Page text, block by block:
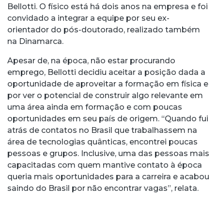
Bellotti. O físico está há dois anos na empresa e foi
convidado a integrar a equipe por seu ex-
orientador do pós-doutorado, realizado também
na Dinamarca.
Apesar de, na época, não estar procurando
emprego, Bellotti decidiu aceitar a posição dada a
oportunidade de aproveitar a formação em física e
por ver o potencial de construir algo relevante em
uma área ainda em formação e com poucas
oportunidades em seu país de origem. “Quando fui
atrás de contatos no Brasil que trabalhassem na
área de tecnologias quânticas, encontrei poucas
pessoas e grupos. Inclusive, uma das pessoas mais
capacitadas com quem mantive contato à época
queria mais oportunidades para a carreira e acabou
saindo do Brasil por não encontrar vagas”, relata.